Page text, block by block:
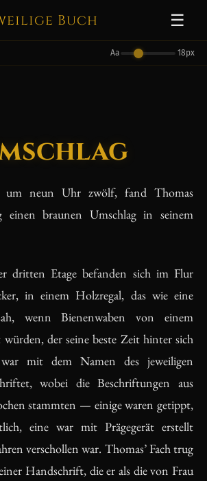
Buch ☰
Aa 18px
um neun Uhr zwölf, fand Thomas
einen braunen Umschlag in seinem
dritten Etage befanden sich im Flur
in einem Holzregal, das wie eine
wenn Bienenwaben von einem
der seine beste Zeit hinter sich
mit dem Namen des jeweiligen
wobei die Beschriftungen aus
stammten — einige waren getippt,
eine war mit Prägegerät erstellt
verschollen war. Thomas’ Fach trug
Handschrift, die er als die von Frau